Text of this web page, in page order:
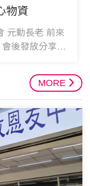
物資
元勳長老 前來
後發放分享愛
MORE